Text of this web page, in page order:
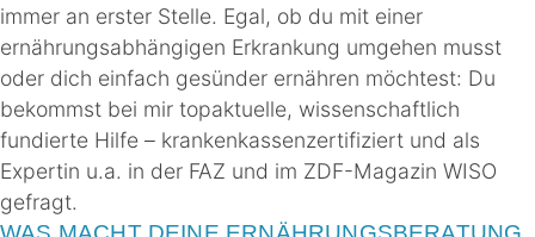
immer an erster Stelle. Egal, ob du mit einer
ernährungsabhängigen Erkrankung umgehen musst
oder dich einfach gesünder ernähren möchtest: Du
bekommst bei mir topaktuelle, wissenschaftlich
fundierte Hilfe – krankenkassenzertifiziert und als
Expertin u.a. in der FAZ und im ZDF-Magazin WISO
gefragt.